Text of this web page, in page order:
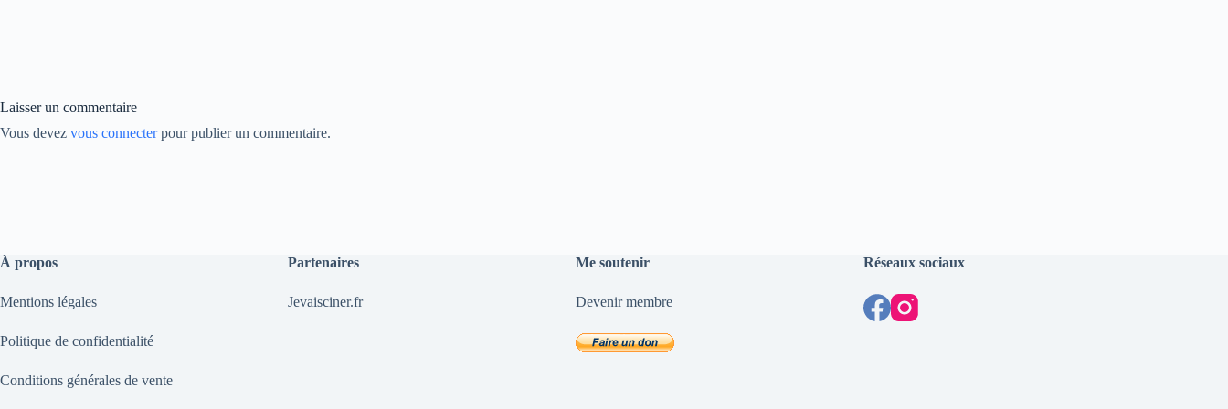
Laisser un commentaire
Vous devez vous connecterpour publier un commentaire.
À propos
Mentions légales
Politique de confidentialité
Conditions générales de vente
Partenaires
Jevaisciner.fr
Me soutenir
Devenir membre
Réseaux sociaux